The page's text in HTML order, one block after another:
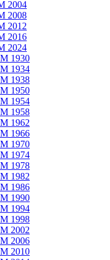
2004
2008
2012
2016
2024
1930
1934
1938
1950
1954
1958
1962
1966
1970
1974
1978
1982
1986
1990
1994
1998
2002
2006
2010